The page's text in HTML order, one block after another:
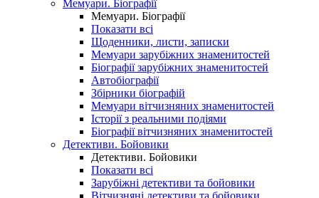
Мемуари. Біографії
Мемуари. Біографії
Показати всі
Щоденники, листи, записки
Мемуари зарубіжних знаменитостей
Біографії зарубіжних знаменитостей
Автобіографії
Збірники біографій
Мемуари вітчизняних знаменитостей
Історії з реальними подіями
Біографії вітчизняних знаменитостей
Детективи. Бойовики
Детективи. Бойовики
Показати всі
Зарубіжні детективи та бойовики
Вітчизняні детективи та бойовики